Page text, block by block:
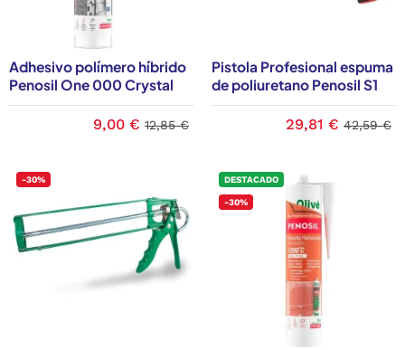
Adhesivo polímero híbrido
Penosil One 000 Crystal
9,00 € 12,85 €
Pistola Profesional espuma
de poliuretano Penosil S1
29,81 € 42,59 €
-30% DESTACADO
-30%